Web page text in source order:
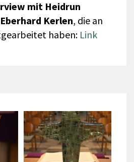
mit Heidrun
Kerlen, die an
haben: Link